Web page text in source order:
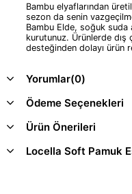
Bambu elyaflarından
sezon da senin
Bambu Elde, soğuk suda
kurutunuz. Ürünlerde dış
desteğinden dolayı ürün
Yorumlar(0)
Ödeme Seçenekleri
Ürün Önerileri
Locella Soft Pamuk